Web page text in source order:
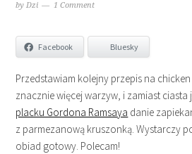
byDzi 1 Comment
Facebook Bluesky
Przedstawiam kolejny przepis na chicken
znacznie więcej warzyw, i zamiast ciasta
placku Gordona Ramsaya danie
z parmezanową kruszonką. Wystarczy
obiad gotowy. Polecam!